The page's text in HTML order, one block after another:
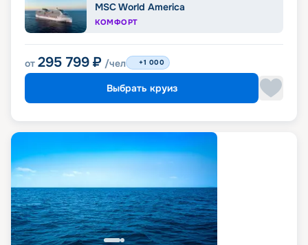
MSC World America
КОМФОРТ
от 295 799 ₽ /чел +1 000
Выбрать круиз